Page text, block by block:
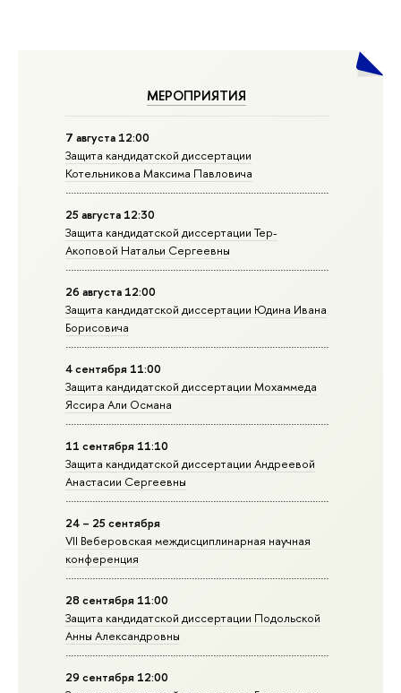
МЕРОПРИЯТИЯ
7 августа 12:00
Защита кандидатской диссертации
Котельникова Максима Павловича
25 августа 12:30
Защита кандидатской диссертации Тер-
Акоповой Натальи Сергеевны
26 августа 12:00
Защита кандидатской диссертации Юдина Ивана
Борисовича
4 сентября 11:00
Защита кандидатской диссертации Мохаммеда
Яссира Али Османа
11 сентября 11:10
Защита кандидатской диссертации Андреевой
Анастасии Сергеевны
24 – 25 сентября
VII Веберовская междисциплинарная научная
конференция
28 сентября 11:00
Защита кандидатской диссертации Подольской
Анны Александровны
29 сентября 12:00